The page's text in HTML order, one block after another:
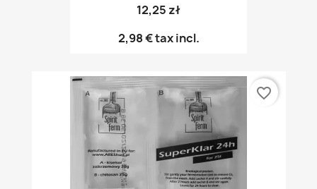
12,25 zł
2,98 €tax incl.
favorite_border